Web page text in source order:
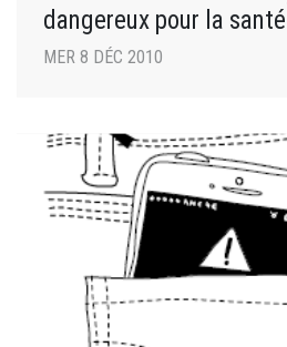
dangereux pour la santé
MER 8 DÉC 2010